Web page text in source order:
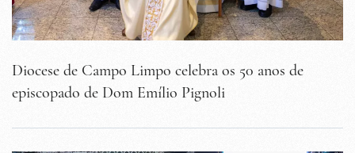
Diocese de Campo Limpo celebra os 50 anos de
episcopado de Dom Emílio Pignoli